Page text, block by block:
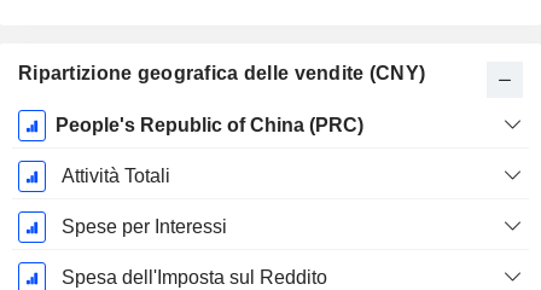
Ripartizione geografica delle vendite (CNY)
Periodo
Fiscale:
Dicembre
People's Republic of China (PRC)
Attività Totali
Spese per Interessi
Spesa dell'Imposta sul Reddito